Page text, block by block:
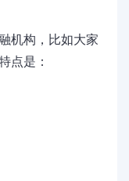
机构，比如大家
点是：